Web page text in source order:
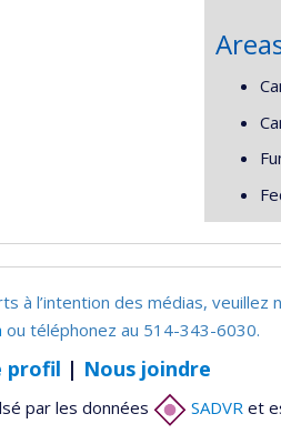
à l’intention des médias, veuillez
ou téléphonez au 514-343-6030.
profil | Nous joindre
par les données SADVR et